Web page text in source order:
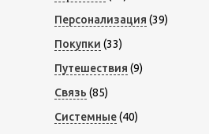
Персонализация (39)
Покупки (33)
Путешествия (9)
Связь (85)
Системные(40)